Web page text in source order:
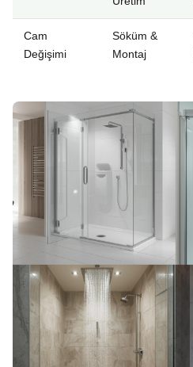
Cam
Değişimi
Söküm &
Montaj